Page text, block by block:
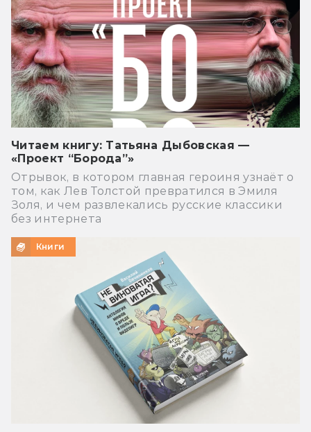
Читаем книгу: Татьяна Дыбовская —
«Проект “Борода”»
Отрывок, в котором главная героиня узнаёт о
том, как Лев Толстой превратился в Эмиля
Золя, и чем развлекались русские классики
без интернета
Книги